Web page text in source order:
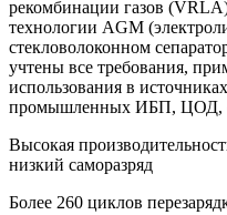
рекомбинации газов
технологии AGM
стекловолоконном
учтены все требования,
использования в
промышленных ИБП, ЦОД,
Высокая
низкий саморазряд
Более 260 циклов